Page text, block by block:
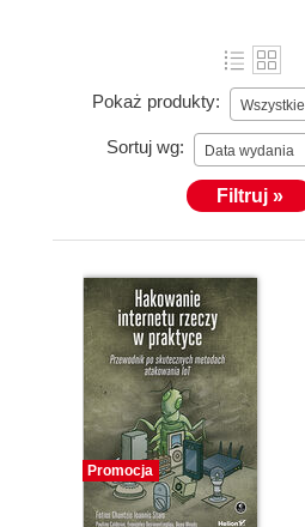
Pokaż produkty: Wszystkie
Sortuj wg: Data wydania
Filtruj »
Promocja